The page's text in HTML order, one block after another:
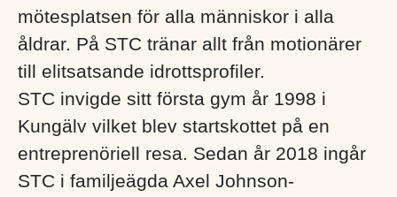
mötesplatsen för alla människor i alla
åldrar. På STC tränar allt från motionärer
till elitsatsande idrottsprofiler.
STC invigde sitt första gym år 1998 i
Kungälv vilket blev startskottet på en
entreprenöriell resa. Sedan år 2018 ingår
STC i familjeägda Axel Johnson-